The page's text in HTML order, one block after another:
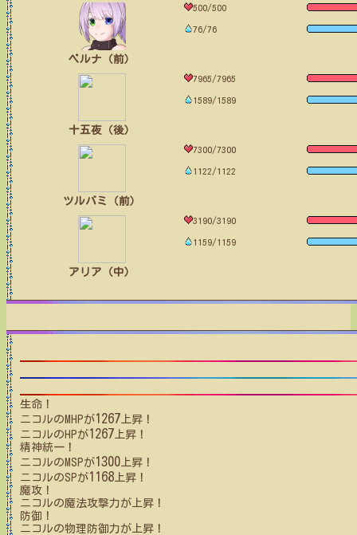
ベルナ（前）
500/500
76/76
十五夜（後）
7965/7965
1589/1589
ツルバミ（前）
7300/7300
1122/1122
アリア（中）
3190/3190
1159/1159
生命！
ニコルのMHPが1267上昇！
ニコルのHPが1267上昇！
精神統一！
ニコルのMSPが1300上昇！
ニコルのSPが1168上昇！
魔攻！
ニコルの魔法攻撃力が上昇！
防御！
ニコルの物理防御力が上昇！